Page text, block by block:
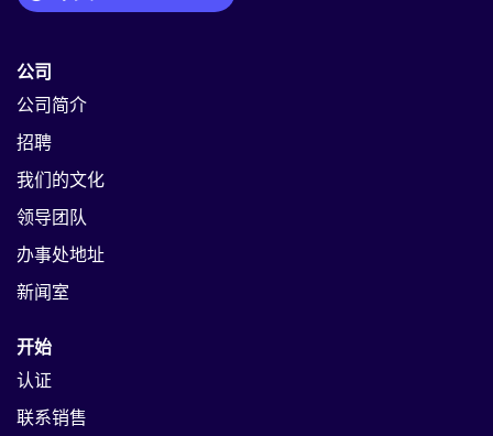
公司
公司简介
招聘
我们的文化
领导团队
办事处地址
新闻室
开始
认证
联系销售